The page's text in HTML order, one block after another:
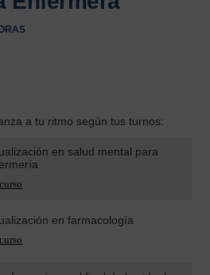
a tu ritmo según tus turnos:
en salud mental para
en farmacología